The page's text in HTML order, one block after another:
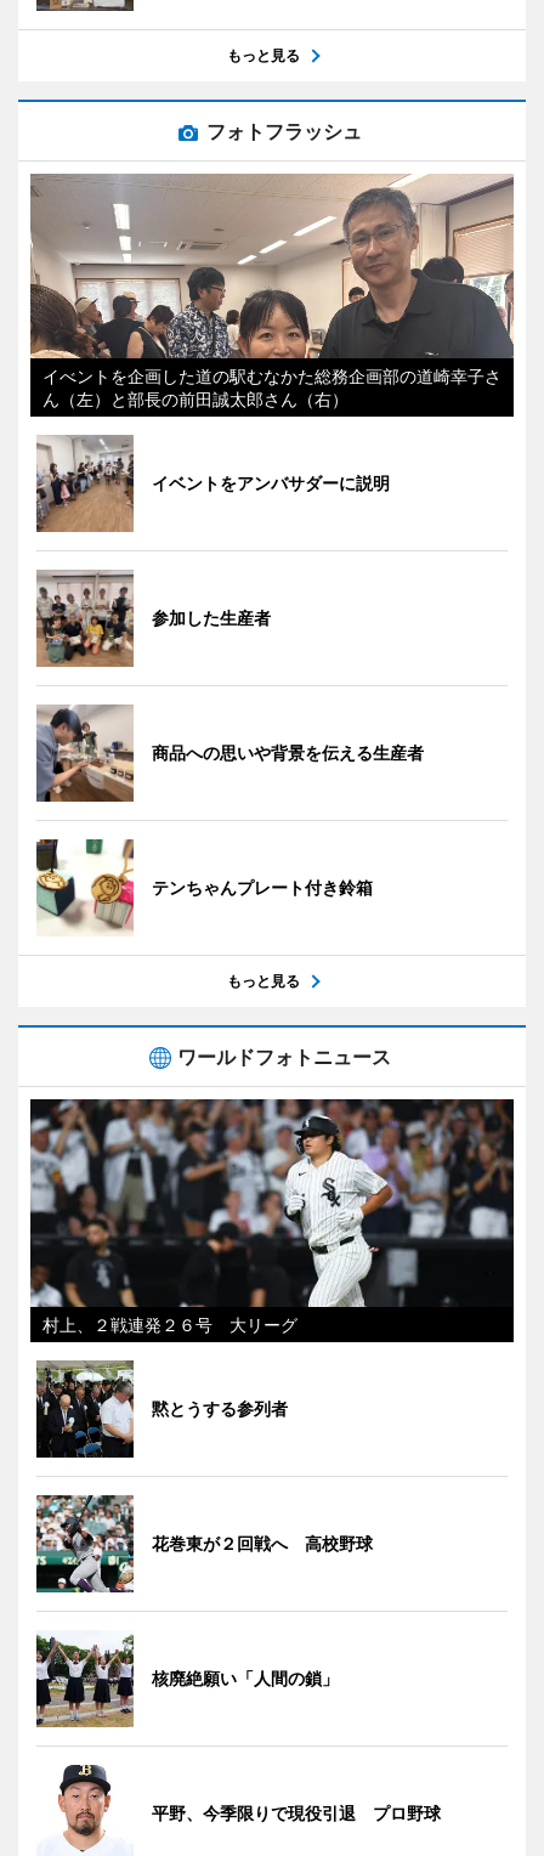
もっと見る
フォトフラッシュ
イべントを企画した道の駅むなかた総務企画部の道崎幸子さ
ん（左）と部長の前田誠太郎さん（右）
イベントをアンバサダーに説明
参加した生産者
商品への思いや背景を伝える生産者
テンちゃんプレート付き鈴箱
もっと見る
ワールドフォトニュース
村上、２戦連発２６号 大リーグ
黙とうする参列者
花巻東が２回戦へ 高校野球
核廃絶願い「人間の鎖」
平野、今季限りで現役引退 プロ野球